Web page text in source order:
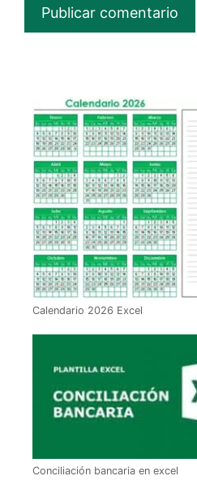
Calendario 2026 Excel
Conciliación bancaria en excel